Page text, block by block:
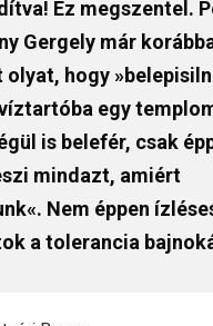
Ez megszentel.
Gergely már
hogy
egy
is belefér, csak
mindazt, amiért
Nem éppen
a tolerancia